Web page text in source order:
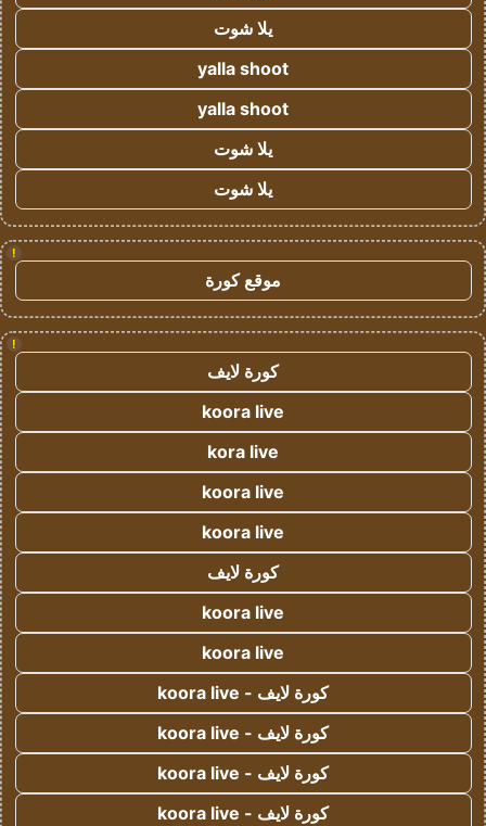
يلا شوت
yalla shoot
yalla shoot
يلا شوت
يلا شوت
!
موقع كورة
!
كورة لايف
koora live
kora live
koora live
koora live
كورة لايف
koora live
koora live
كورة لايف - koora live
كورة لايف - koora live
كورة لايف - koora live
كورة لايف - koora live